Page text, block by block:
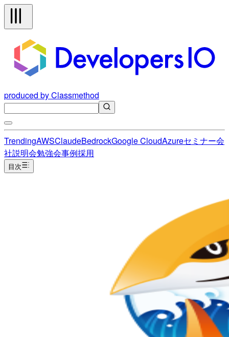
produced by Classmethod
TrendingAWSClaudeBedrockGoogle CloudAzureセミナー会
社説明会勉強会事例採用
目次